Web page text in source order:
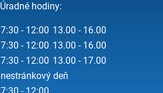
Úradné hodiny:
7:30 - 12:00 13.00 - 16.00
7:30 - 12:00 13.00 - 16.00
7:30 - 12:00 13.00 - 17.00
nestránkový deň